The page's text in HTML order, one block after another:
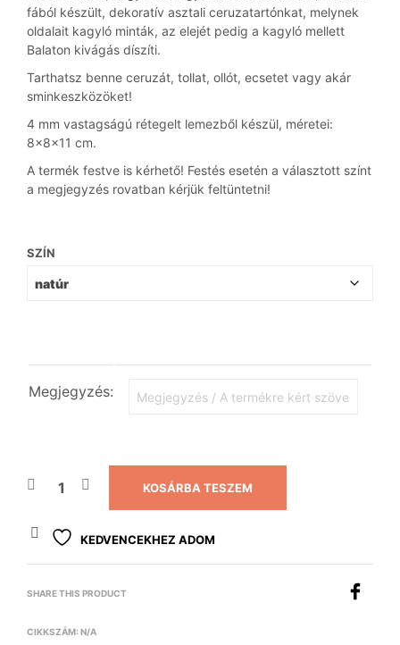
fából készült, dekoratív asztali ceruzatartónkat, melynek
oldalait kagyló minták, az elejét pedig a kagyló mellett
Balaton kivágás díszíti.
Tarthatsz benne ceruzát, tollat, ollót, ecsetet vagy akár
sminkeszközöket!
4 mm vastagságú rétegelt lemezből készül, méretei:
8x8x11 cm.
A termék festve is kérhető! Festés esetén a választott színt
a megjegyzés rovatban kérjük feltüntetni!
SZÍN
Megjegyzés:
KOSÁRBA TESZEM
KEDVENCEKHEZ ADOM
SHARE THIS PRODUCT
CIKKSZÁM: N/A